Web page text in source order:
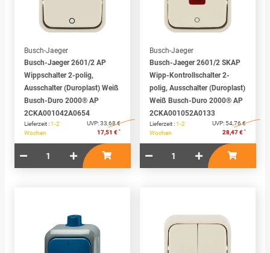
Busch-Jaeger
Busch-Jaeger 2601/2 AP
Wippschalter 2-polig,
Ausschalter (Duroplast) Weiß
Busch-Duro 2000® AP
2CKA001042A0654
Lieferzeit :1-2
Wochen
UVP:33,68 €
17,51 € *
Busch-Jaeger
Busch-Jaeger 2601/2 SKAP
Wipp-Kontrollschalter 2-
polig, Ausschalter (Duroplast)
Weiß Busch-Duro 2000® AP
2CKA001052A0133
Lieferzeit :1-2
Wochen
UVP: 54,76 €
28,47 € *